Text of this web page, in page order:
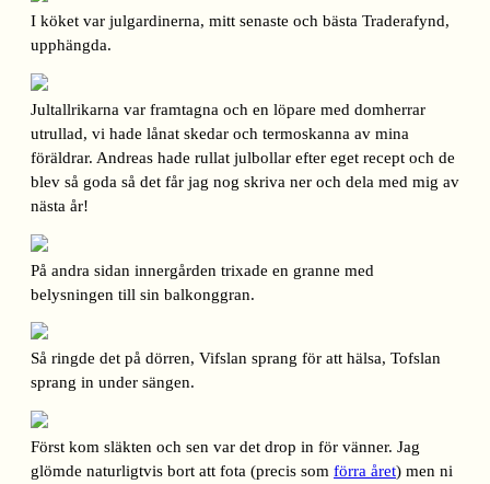
I köket var julgardinerna, mitt senaste och bästa Traderafynd,
upphängda.
Jultallrikarna var framtagna och en löpare med domherrar
utrullad, vi hade lånat skedar och termoskanna av mina
föräldrar. Andreas hade rullat julbollar efter eget recept och de
blev så goda så det får jag nog skriva ner och dela med mig av
nästa år!
På andra sidan innergården trixade en granne med
belysningen till sin balkonggran.
Så ringde det på dörren, Vifslan sprang för att hälsa, Tofslan
sprang in under sängen.
Först kom släkten och sen var det drop in för vänner. Jag
glömde naturligtvis bort att fota (precis som förra året) men ni